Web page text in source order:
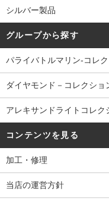
シルバー製品
グループから探す
パライバトルマリン-コレ
ダイヤモンド－コレクショ
アレキサンドライトコレク
コンテンツを見る
加工・修理
当店の運営方針